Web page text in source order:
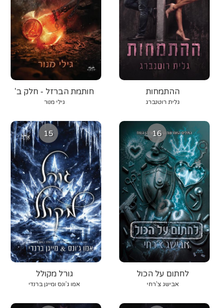
חותמת הברזל - חלק ב'
גילי מנור
ההתמחות
גלית רוטנברג
15
גורל מקולל
אמו ג'ונס ומייגן ברנדי
16
לחתום על הכול
אבישג צ'רחי